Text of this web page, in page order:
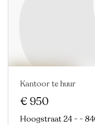
Kantoor te huur
€ 950
Hoogstraat 24 - -